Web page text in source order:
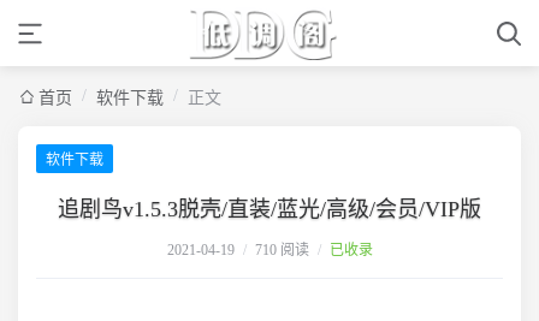
首页 / 软件下载 / 正文
软件下载
追剧鸟v1.5.3脱壳/直装/蓝光/高级/会员/VIP版
2021-04-19 / 710 阅读 / 已收录